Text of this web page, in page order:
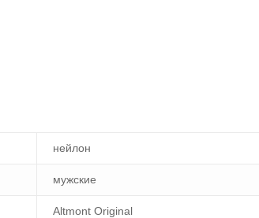
нейлон
мужские
Altmont Original